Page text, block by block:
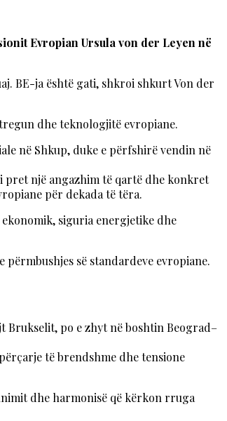
Evropian Ursula von der Leyen në
BE-ja është gati, shkroi shkurt Von der
dhe teknologjitë evropiane.
në Shkup, duke e përfshirë vendin në
pret një angazhim të qartë dhe konkret
për dekada të tëra.
siguria energjetike dhe
së standardeve evropiane.
Brukselit, po e zhyt në boshtin Beograd–
të brendshme dhe tensione
dhe harmonisë që kërkon rruga